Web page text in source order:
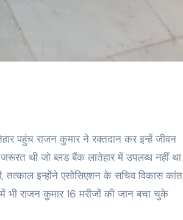
पहुंच राजन कुमार ने रक्तदान कर इन्हें जीवन
जरूरत थी जो ब्लड बैंक लातेहार में उपलब्ध नहीं था
तत्काल इन्होंने एसोसिएशन के सचिव विकास कांत
भी राजन कुमार 16 मरीजों की जान बचा चुके